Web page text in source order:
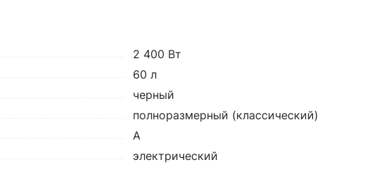
2 400 Вт
60 л
черный
полноразмерный (классический)
A
электрический